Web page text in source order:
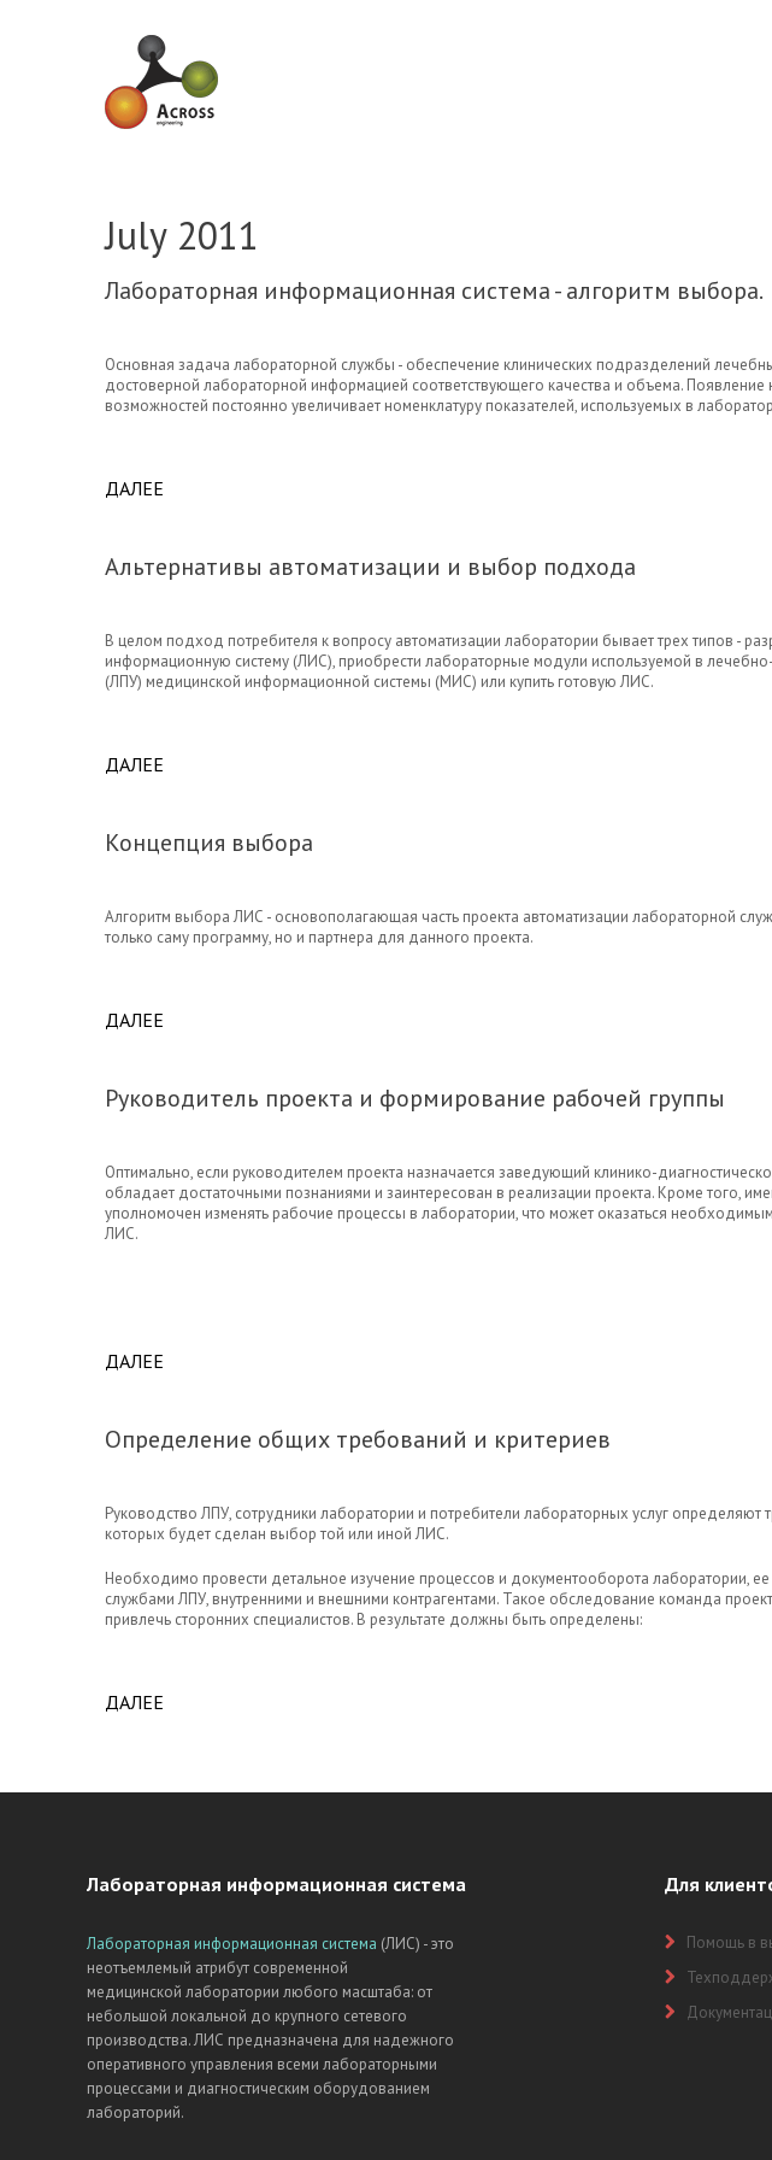
July 2011
Лабораторная информационная система - алгоритм выбора.
Основная задача лабораторной службы - обеспечение клинических подразделений
достоверной лабораторной информацией соответствующего качества и объема. Появление
возможностей постоянно увеличивает номенклатуру показателей, используемых в
ДАЛЕЕ
Альтернативы автоматизации и выбор подхода
В целом подход потребителя к вопросу автоматизации лаборатории бывает трех типов -
информационную систему (ЛИС), приобрести лабораторные модули используемой в
(ЛПУ) медицинской информационной системы (МИС) или купить готовую ЛИС.
ДАЛЕЕ
Концепция выбора
Алгоритм выбора ЛИС - основополагающая часть проекта автоматизации лабораторной
только саму программу, но и партнера для данного проекта.
ДАЛЕЕ
Руководитель проекта и формирование рабочей группы
Оптимально, если руководителем проекта назначается заведующий клинико-
обладает достаточными познаниями и заинтересован в реализации проекта. Кроме того,
уполномочен изменять рабочие процессы в лаборатории, что может оказаться
ЛИС.
ДАЛЕЕ
Определение общих требований и критериев
Руководство ЛПУ, сотрудники лаборатории и потребители лабораторных услуг определяют
которых будет сделан выбор той или иной ЛИС.
Необходимо провести детальное изучение процессов и документооборота лаборатории,
службами ЛПУ, внутренними и внешними контрагентами. Такое обследование команда
привлечь сторонних специалистов. В результате должны быть определены:
ДАЛЕЕ
Лабораторная информационная система
Лабораторная информационная система (ЛИС) - это
неотъемлемый атрибут современной
медицинской лаборатории любого масштаба: от
небольшой локальной до крупного сетевого
производства. ЛИС предназначена для надежного
оперативного управления всеми лабораторными
процессами и диагностическим оборудованием
лабораторий.
Для
Помощь в